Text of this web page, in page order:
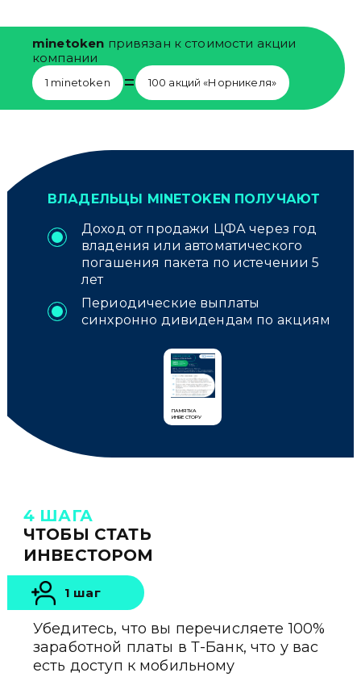
minetoken привязан к стоимости акции
компании
1 minetoken = 100 акций «Норникеля»
ВЛАДЕЛЬЦЫ MINETOKEN ПОЛУЧАЮТ
Доход от продажи ЦФА через год
владения или автоматического
погашения пакета по истечении 5
лет
Периодические выплаты
синхронно дивидендам по акциям
ПАМЯТКА
ИНВЕСТОРУ
4 ШАГА
ЧТОБЫ СТАТЬ
ИНВЕСТОРОМ
1 шаг
Убедитесь, что вы перечисляете 100%
заработной платы в Т-Банк, что у вас
есть доступ к мобильному